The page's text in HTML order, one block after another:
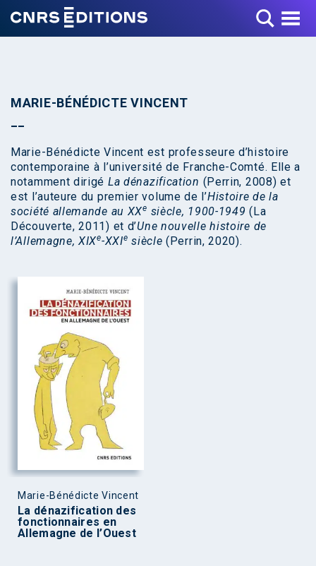
Toggle Menu
MARIE-BÉNÉDICTE VINCENT
Marie-Bénédicte Vincent est professeure d’histoire
contemporaine à l’université de Franche-Comté. Elle a
notamment dirigé La dénazification (Perrin, 2008) et
est l’auteure du premier volume de l’Histoire de la
société allemande au XXe siècle, 1900-1949 (La
Découverte, 2011) et d’Une nouvelle histoire de
l’Allemagne, XIXe-XXIe siècle (Perrin, 2020).
Marie-Bénédicte Vincent
La dénazification des
fonctionnaires en
Allemagne de l’Ouest